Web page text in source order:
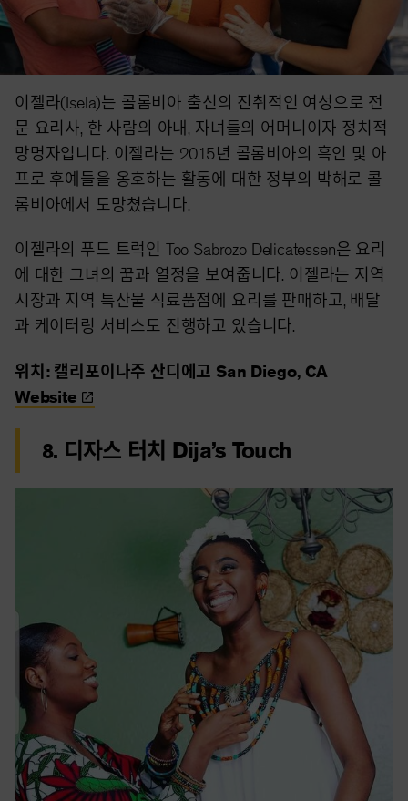
이젤라(Isela)는 콜롬비아 출신의 진취적인 여성으로 전
문 요리사, 한 사람의 아내, 자녀들의 어머니이자 정치적
망명자입니다. 이젤라는 2015년 콜롬비아의 흑인 및 아
프로 후예들을 옹호하는 활동에 대한 정부의 박해로 콜
롬비아에서 도망쳤습니다.
이젤라의 푸드 트럭인 Too Sabrozo Delicatessen은 요리
에 대한 그녀의 꿈과 열정을 보여줍니다. 이젤라는 지역
시장과 지역 특산물 식료품점에 요리를 판매하고, 배달
과 케이터링 서비스도 진행하고 있습니다.
위치: 캘리포이나주 산디에고 San Diego, CA
Website
8. 디자스 터치 Dija’s Touch